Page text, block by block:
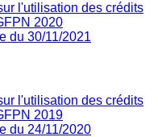
l'utilisation des crédits
2020
du 30/11/2021
l'utilisation des crédits
2019
du 24/11/2020